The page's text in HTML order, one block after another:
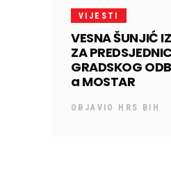
VIJESTI
VESNA ŠUNJIĆ
ZA
GRADSKOG
a MOSTAR
OBJAVIO HRS BIH